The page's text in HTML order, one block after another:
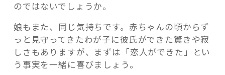
のではないでしょうか。
娘もまた、同じ気持ちです。赤ちゃんの頃からず
っと見守ってきたわが子に彼氏ができた驚きや寂
しさもありますが、まずは「恋人ができた」とい
う事実を一緒に喜びましょう。